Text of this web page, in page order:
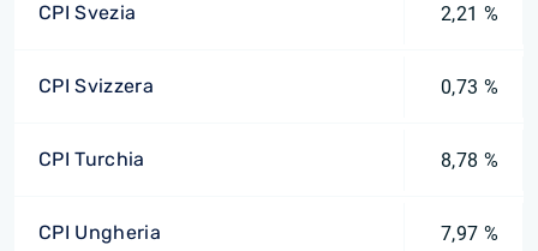
CPI Svezia 2,21 %
CPI Svizzera 0,73 %
CPI Turchia 8,78 %
CPI Ungheria 7,97 %